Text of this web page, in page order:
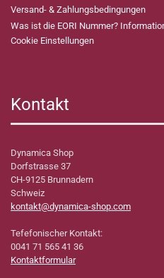
Versand- & Zahlungsbedingungen
Was ist die EORI Nummer?
Cookie Einstellungen
Kontakt
Dynamica Shop
Dorfstrasse 37
CH-9125 Brunnadern
Schweiz
kontakt@dynamica-shop.com
Tefefonischer Kontakt:
0041 71 565 41 36
Kontaktformular